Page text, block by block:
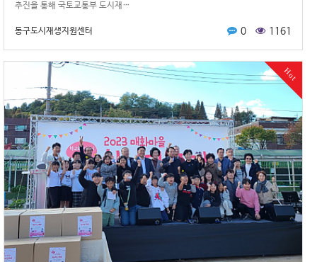
추진을 통해 국토교통부 도시재…
동구도시재생지원센터 0 1161
Hot